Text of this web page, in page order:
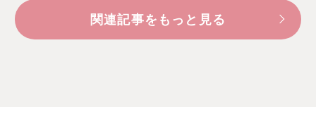
関連記事をもっと見る